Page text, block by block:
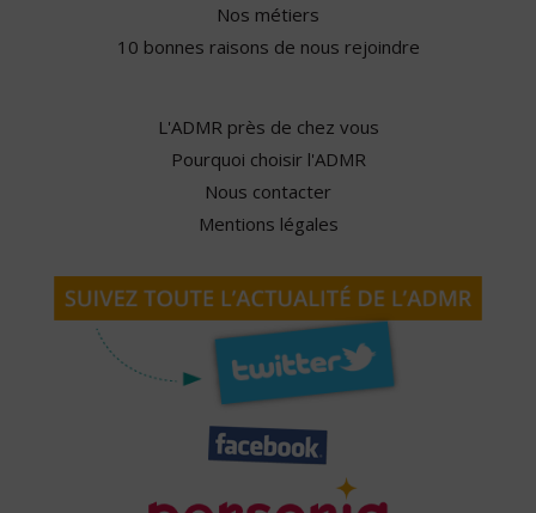
Nos métiers
10 bonnes raisons de nous rejoindre
L'ADMR près de chez vous
Pourquoi choisir l'ADMR
Nous contacter
Mentions légales